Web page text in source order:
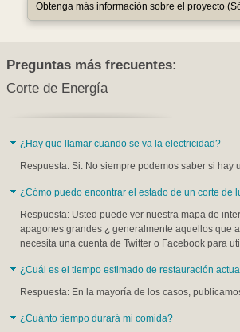
Obtenga más información sobre el proyecto
Preguntas más frecuentes:
Corte de Energía
¿Hay que llamar cuando se va la electricidad?
Respuesta: Si. No siempre podemos saber si
¿Cómo puedo encontrar el estado de un corte de
Respuesta: Usted puede ver nuestra mapa de
apagones grandes ¿ generalmente aquellos que
necesita una cuenta de Twitter o Facebook para
¿Cuál es el tiempo estimado de restauración
Respuesta: En la mayoría de los casos,
¿Cuánto tiempo durará mi comida?